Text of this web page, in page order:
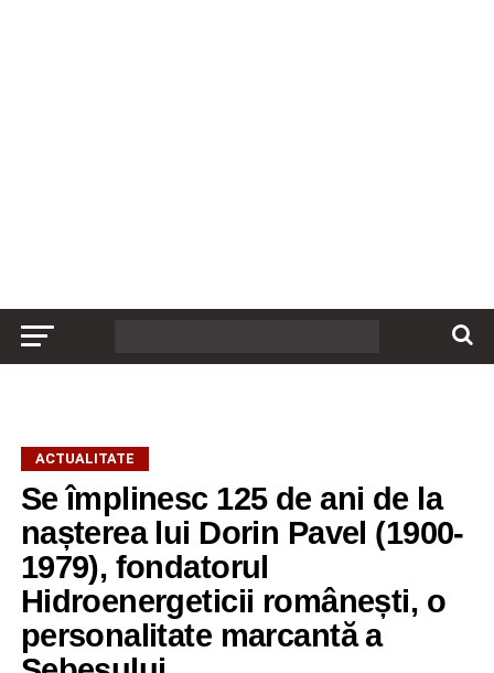
ACTUALITATE
Se împlinesc 125 de ani de la
nașterea lui Dorin Pavel (1900-
1979), fondatorul
Hidroenergeticii românești, o
personalitate marcantă a